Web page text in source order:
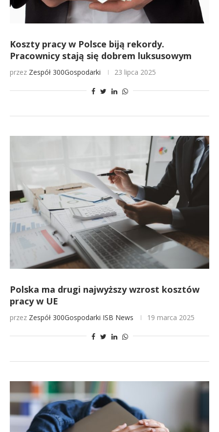
Koszty pracy w Polsce biją rekordy.
Pracownicy stają się dobrem luksusowym
przez Zespół 300Gospodarki 23 lipca 2025
Polska ma drugi najwyższy wzrost kosztów
pracy w UE
przez Zespół 300Gospodarki ISB News 19 marca 2025